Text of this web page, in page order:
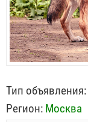
Тип объявления:
Регион: Москва